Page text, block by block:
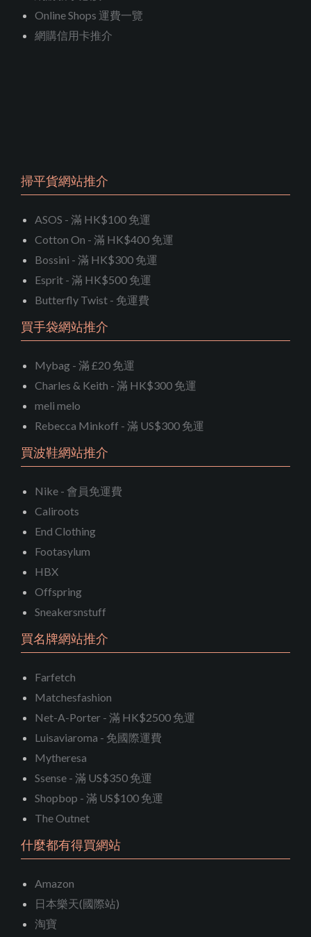
Online Shops 運費一覽
網購信用卡推介
掃平貨網站推介
ASOS - 滿 HK$100 免運
Cotton On - 滿 HK$400 免運
Bossini - 滿 HK$300 免運
Esprit - 滿 HK$500 免運
Butterfly Twist - 免運費
買手袋網站推介
Mybag - 滿 £20 免運
Charles & Keith - 滿 HK$300 免運
meli melo
Rebecca Minkoff - 滿 US$300 免運
買波鞋網站推介
Nike - 會員免運費
Caliroots
End Clothing
Footasylum
HBX
Offspring
Sneakersnstuff
買名牌網站推介
Farfetch
Matchesfashion
Net-A-Porter - 滿 HK$2500 免運
Luisaviaroma - 免國際運費
Mytheresa
Ssense - 滿 US$350 免運
Shopbop - 滿 US$100 免運
The Outnet
什麼都有得買網站
Amazon
日本樂天(國際站)
淘寶